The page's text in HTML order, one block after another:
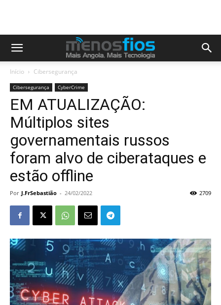
Início Cibersegurança
Cibersegurança CyberCrime
EM ATUALIZAÇÃO:
Múltiplos sites
governamentais russos
foram alvo de ciberataques e
estão offline
Por J.FrSebastião - 24/02/2022 2709